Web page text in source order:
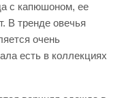
с капюшоном, ее
В тренде овечья
очень
есть в коллекциях